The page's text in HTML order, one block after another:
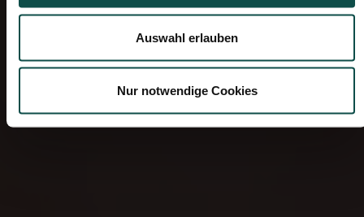
Auswahl erlauben
Nur notwendige Cookies
Schließen